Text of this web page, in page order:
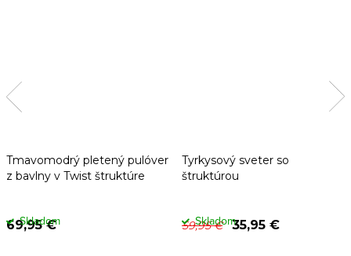
Tmavomodrý pletený pulóver
z bavlny v Twist štruktúre
69,95 €
Skladom
Tyrkysový sveter so
štruktúrou
59,95 € 35,95 €
Skladom